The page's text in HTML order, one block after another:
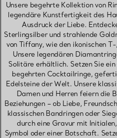
Unsere begehrte Kollektion von
legendäre Kunstfertigkeit des
Ausdruck der Liebe.
Sterlingsilber und strahlende
von Tiffany, wie den ikonischen
Unsere legendären
Solitäre erhältlich. Setzen Sie
begehrten Cocktailringe,
Edelsteine der Welt. Unsere
Damen und Herren feiern die
Beziehungen – ob Liebe,
klassischen Bandringen oder
durch eine Gravur mit
Symbol oder einer Botschaft.